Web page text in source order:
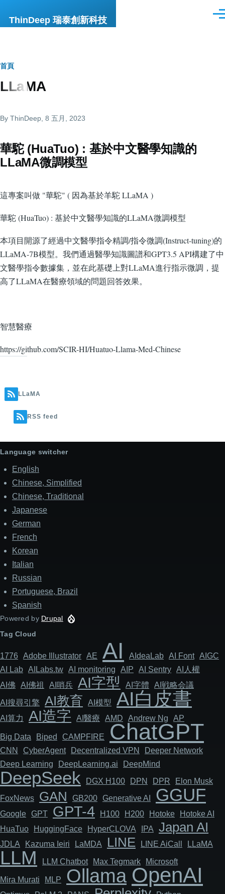
ThinDeep 瑞泰創新科技
選
導
航
結
首頁
LLaMA
By ThinDeep , 8 五月, 2023
華駝 (HuaTuo) : 基於中文醫學知識的
LLaMA微調模型
這專案叫做 "華駝" ( 因為基於羊駝 LLaMA )
華駝 (HuaTuo) : 基於中文醫學知識的LLaMA微調模型
本項目開源了經過中文醫學指令精調/指令微調(Instruct-tuning)的
LLaMA-7B模型。我們通過醫學知識圖譜和GPT3.5 API構建了中
文醫學指令數據集，並在此基礎上對LLaMA進行指示微調，提
高了LLaMA在醫療領域的問題回答效果。
智慧醫療
https://github.com/SCIR-HI/Huatuo-Llama-Med-Chinese
LLaMA
RSS feed
Language switcher
English
Chinese, Simplified
Chinese, Traditional
Japanese
German
French
Korean
Italian
Russian
Portuguese, Brazil
Spanish
Powered by Drupal
Tag Cloud
1776 Adob​​e Illustrator AE AI AIdeaLab AI Font AIGC
AI Lab AILabs.tw AI monitoring AIP AI Sentry AI人權
AI佛
AI佛祖 AI哨兵 AI字型 AI字體 AI戦略会議
AI搜尋引擎 AI教育 AI模型 AI白皮書
AI算力 AI造字 AI醫療 AMD Andrew Ng AP
Big Data Biped CAMPFIRE ChatGPT
CNN Cyber​​Agent Decentralized VPN
Deeper Network
Deep Learning
DeepLearning.ai DeepMind
DeepSeek DGX H100 DPN DPR
Elon Musk
FoxNews
GAN GB200 Generative AI GGUF
Google GPT GPT-4 H100 H200 Hotoke
Hotoke AI
HuaTuo
HuggingFace HyperCLOVA IPA Japan AI
JDLA Kazuma Ieiri LaMDA LINE LINE AiCall LLaMA
LLM LLM Chatbot Max Tegmark Microsoft
Mira Murati MLP Ollama OpenAI